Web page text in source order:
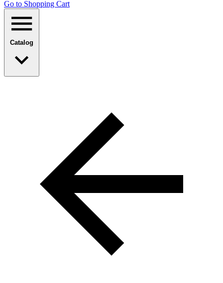
Go to Shopping Сart
Catalog